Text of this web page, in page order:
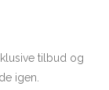
tilbud og
igen.